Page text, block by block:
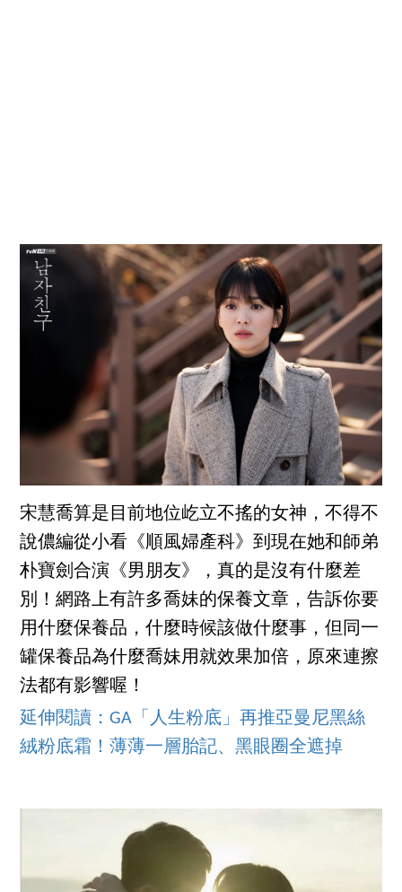
宋慧喬算是目前地位屹立不搖的女神，不得不
說儂編從小看《順風婦產科》到現在她和師弟
朴寶劍合演《男朋友》，真的是沒有什麼差
別！網路上有許多喬妹的保養文章，告訴你要
用什麼保養品，什麼時候該做什麼事，但同一
罐保養品為什麼喬妹用就效果加倍，原來連擦
法都有影響喔！
延伸閱讀：GA「人生粉底」再推亞曼尼黑絲
絨粉底霜！薄薄一層胎記、黑眼圈全遮掉